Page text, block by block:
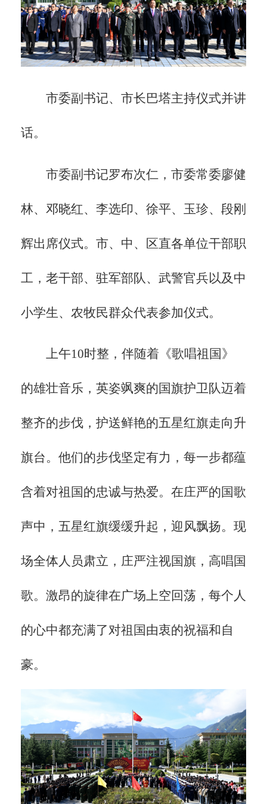
市委副书记、市长巴塔主持仪式并讲
话。
市委副书记罗布次仁，市委常委廖健
林、邓晓红、李选印、徐平、玉珍、段刚
辉出席仪式。市、中、区直各单位干部职
工，老干部、驻军部队、武警官兵以及中
小学生、农牧民群众代表参加仪式。
上午10时整，伴随着《歌唱祖国》
的雄壮音乐，英姿飒爽的国旗护卫队迈着
整齐的步伐，护送鲜艳的五星红旗走向升
旗台。他们的步伐坚定有力，每一步都蕴
含着对祖国的忠诚与热爱。在庄严的国歌
声中，五星红旗缓缓升起，迎风飘扬。现
场全体人员肃立，庄严注视国旗，高唱国
歌。激昂的旋律在广场上空回荡，每个人
的心中都充满了对祖国由衷的祝福和自
豪。